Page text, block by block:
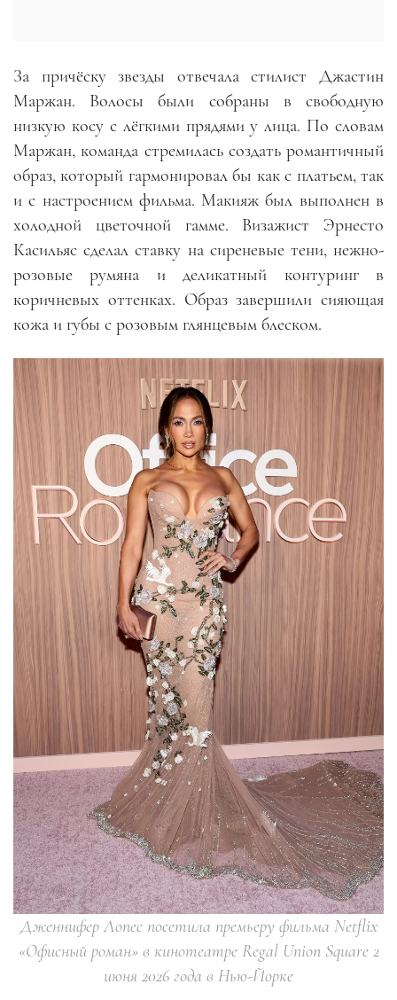
За причёску звезды отвечала стилист Джастин
Маржан. Волосы были собраны в свободную
низкую косу с лёгкими прядями у лица. По словам
Маржан, команда стремилась создать романтичный
образ, который гармонировал бы как с платьем, так
и с настроением фильма. Макияж был выполнен в
холодной цветочной гамме. Визажист Эрнесто
Касильяс сделал ставку на сиреневые тени, нежно-
розовые румяна и деликатный контуринг в
коричневых оттенках. Образ завершили сияющая
кожа и губы с розовым глянцевым блеском.
Дженнифер Лопес посетила премьеру фильма Netflix
«Офисный роман» в кинотеатре Regal Union Square 2
июня 2026 года в Нью-Йорке